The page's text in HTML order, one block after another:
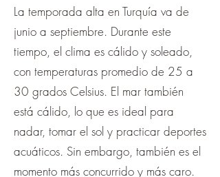
La temporada alta en Turquía va de
junio a septiembre. Durante este
tiempo, el clima es cálido y soleado,
con temperaturas promedio de 25 a
30 grados Celsius. El mar también
está cálido, lo que es ideal para
nadar, tomar el sol y practicar deportes
acuáticos. Sin embargo, también es el
momento más concurrido y más caro.